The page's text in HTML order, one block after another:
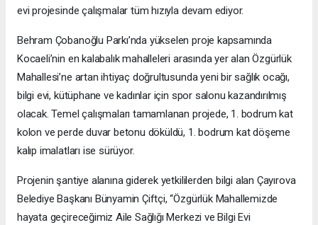
evi projesinde çalışmalar tüm hızıyla devam ediyor.
Behram Çobanoğlu Parkı’nda yükselen proje kapsamında
Kocaeli’nin en kalabalık mahalleleri arasında yer alan Özgürlük
Mahallesi’ne artan ihtiyaç doğrultusunda yeni bir sağlık ocağı,
bilgi evi, kütüphane ve kadınlar için spor salonu kazandırılmış
olacak. Temel çalışmaları tamamlanan projede, 1. bodrum kat
kolon ve perde duvar betonu döküldü, 1. bodrum kat döşeme
kalıp imalatları ise sürüyor.
Projenin şantiye alanına giderek yetkililerden bilgi alan Çayırova
Belediye Başkanı Bünyamin Çiftçi, “Özgürlük Mahallemizde
hayata geçireceğimiz Aile Sağlığı Merkezi ve Bilgi Evi